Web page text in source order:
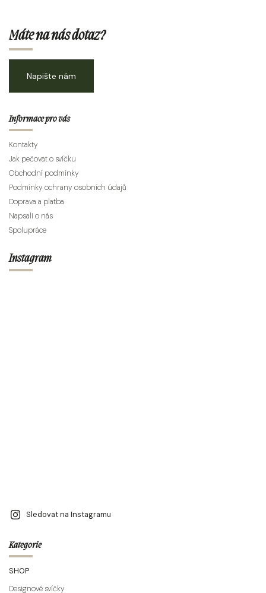
Máte na nás dotaz?
Napište nám
Informace pro vás
Kontakty
Jak pečovat o svíčku
Obchodní podmínky
Podmínky ochrany osobních údajů
Doprava a platba
Napsali o nás
Spolupráce
Instagram
Sledovat na Instagramu
Kategorie
SHOP
Designové svíčky